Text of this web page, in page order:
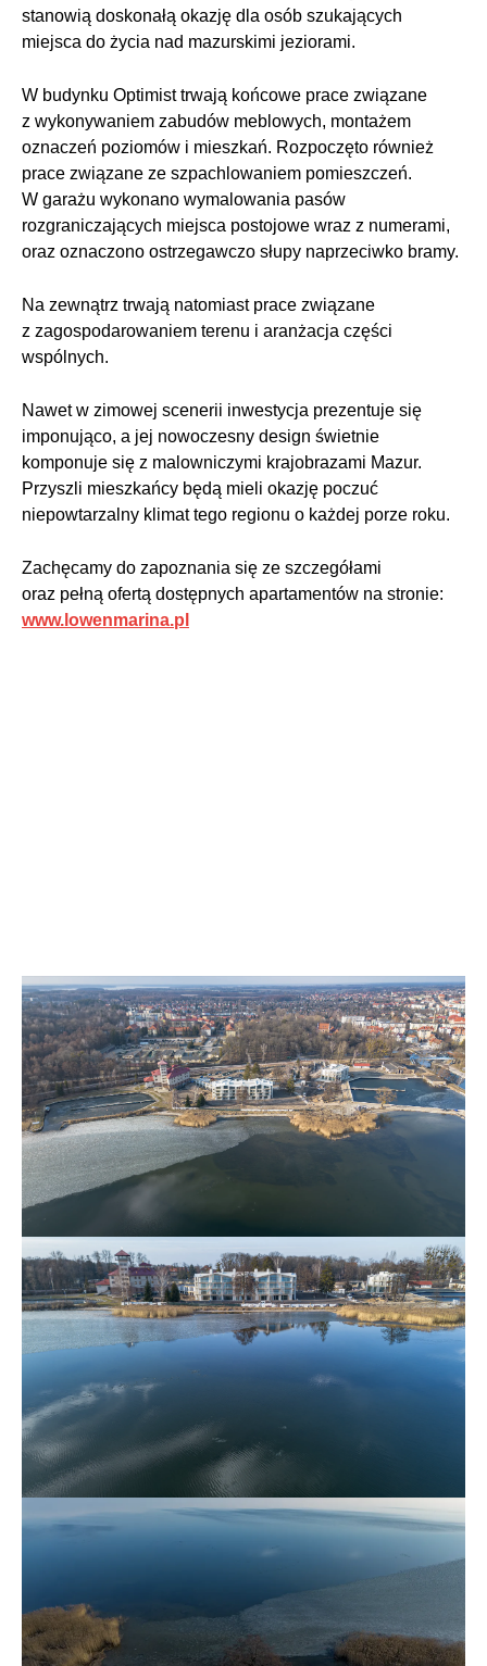
stanowią doskonałą okazję dla osób szukających
miejsca do życia nad mazurskimi jeziorami.
W budynku Optimist trwają końcowe prace związane
z wykonywaniem zabudów meblowych, montażem
oznaczeń poziomów i mieszkań. Rozpoczęto również
prace związane ze szpachlowaniem pomieszczeń.
W garażu wykonano wymalowania pasów
rozgraniczających miejsca postojowe wraz z numerami,
oraz oznaczono ostrzegawczo słupy naprzeciwko bramy.
Na zewnątrz trwają natomiast prace związane
z zagospodarowaniem terenu i aranżacja części
wspólnych.
Nawet w zimowej scenerii inwestycja prezentuje się
imponująco, a jej nowoczesny design świetnie
komponuje się z malowniczymi krajobrazami Mazur.
Przyszli mieszkańcy będą mieli okazję poczuć
niepowtarzalny klimat tego regionu o każdej porze roku.
Zachęcamy do zapoznania się ze szczegółami
oraz pełną ofertą dostępnych apartamentów na stronie:
www.lowenmarina.pl